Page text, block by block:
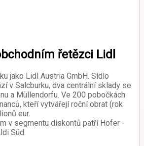
řetězci Lidl
jako Lidl Austria GmbH. Sídlo
v Salcburku, dva centrální sklady se
a Müllendorfu. Ve 200 pobočkách
kteří vytvářejí roční obrat (rok
eur.
v segmentu diskontů patří Hofer -
Süd.